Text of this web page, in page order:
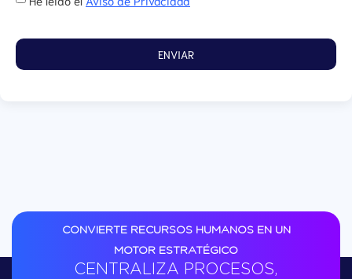
ENVIAR
CONVIERTE RECURSOS HUMANOS EN UN
MOTOR ESTRATÉGICO
CENTRALIZA PROCESOS,